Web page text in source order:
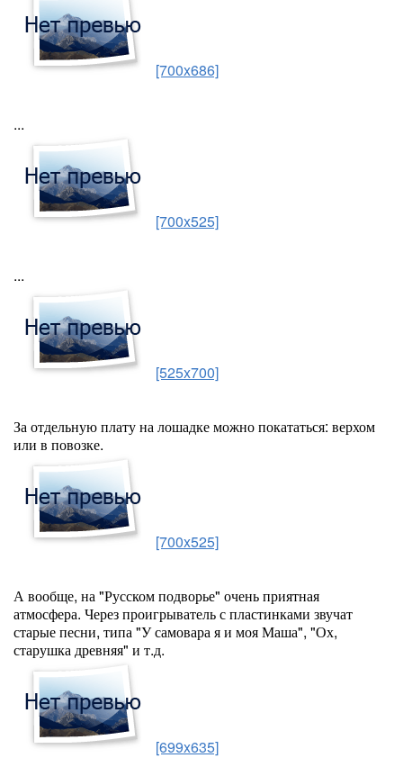
[700x686]
...
[700x525]
...
[525x700]
За отдельную плату на лошадке можно покататься: верхом
или в повозке.
[700x525]
А вообще, на "Русском подворье" очень приятная
атмосфера. Через проигрыватель с пластинками звучат
старые песни, типа "У самовара я и моя Маша", "Ох,
старушка древняя" и т.д.
[699x635]